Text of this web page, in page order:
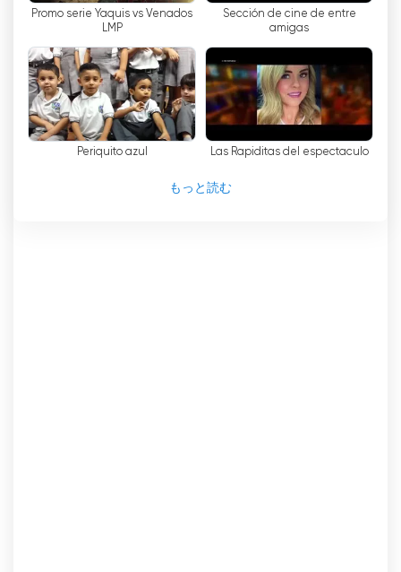
して重要な出来事を知ることができる。
結論として、XHI-TV Channel 2はTelevisoras
Grupoのチャンネルであり、分析的、批評的、タイ
ムリーな視点のニュースをユーザーに提供してい
る。レポーターチームは情報分野で豊富な経験を持
つプロフェッショナルで構成されており、最高品質
のコンテンツを提供している。さらに、このチャン
ネルはライブ・コンテンツを提供しており、ユーザ
Promo serie Yaquis vs Venados
LMP
Sección de cine de entre
amigas
Periquito azul Las Rapiditas del espectaculo
もっと読む